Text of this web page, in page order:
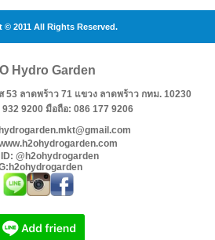
© 2011 All Rights Reserved.
Hydro Garden
ลาดพร้าว 71 แขวง ลาดพร้าว กทม. 10230
932 9200 มือถือ: 086 177 9206
@h2ohydrogarden